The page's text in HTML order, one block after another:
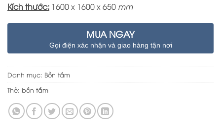
Kích thước: 1600 x 1600 x 650 mm
MUA NGAY
Gọi điện xác nhận và giao hàng tận nơi
Danh mục: Bồn tắm
Thẻ: bồn tắm